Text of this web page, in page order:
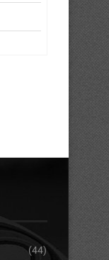
Autour de l’aire de jeu
astuces...
(44)